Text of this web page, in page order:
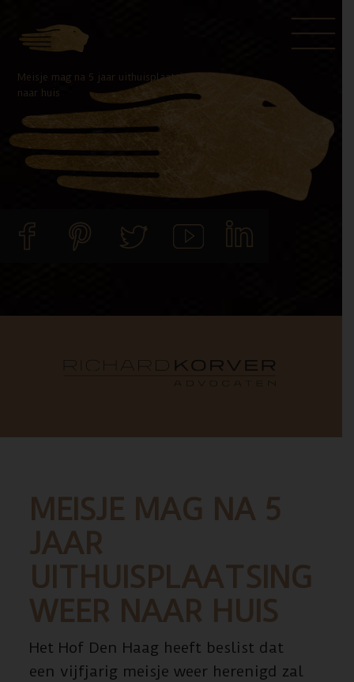
naar
hoofd
naar
voettekst
Meisje mag na 5 jaar uithuisplaatsing weer
naar huis
MEISJE MAG NA 5
JAAR
UITHUISPLAATSING
WEER NAAR HUIS
Het Hof Den Haag heeft beslist dat
een vijfjarig meisje weer herenigd zal